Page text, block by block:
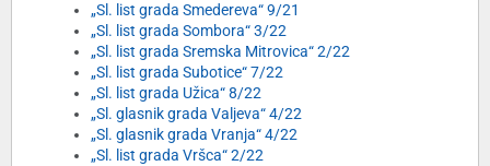
„Sl. list grada Smedereva“ 9/21
„Sl. list grada Sombora“ 3/22
„Sl. list grada Sremska Mitrovica“ 2/22
„Sl. list grada Subotice“ 7/22
„Sl. list grada Užica“ 8/22
„Sl. glasnik grada Valjeva“ 4/22
„Sl. glasnik grada Vranja“ 4/22
„Sl. list grada Vršca“ 2/22